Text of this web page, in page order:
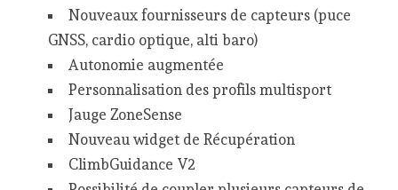
Nouveaux fournisseurs de capteurs (puce
GNSS, cardio optique, alti baro)
Autonomie augmentée
Personnalisation des profils multisport
Jauge ZoneSense
Nouveau widget de Récupération
ClimbGuidance V2